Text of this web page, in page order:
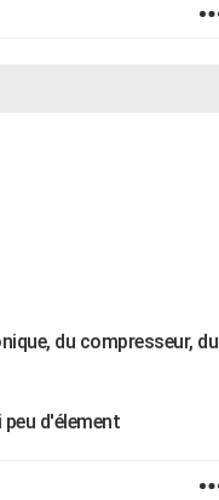
du compresseur, du
d'élement